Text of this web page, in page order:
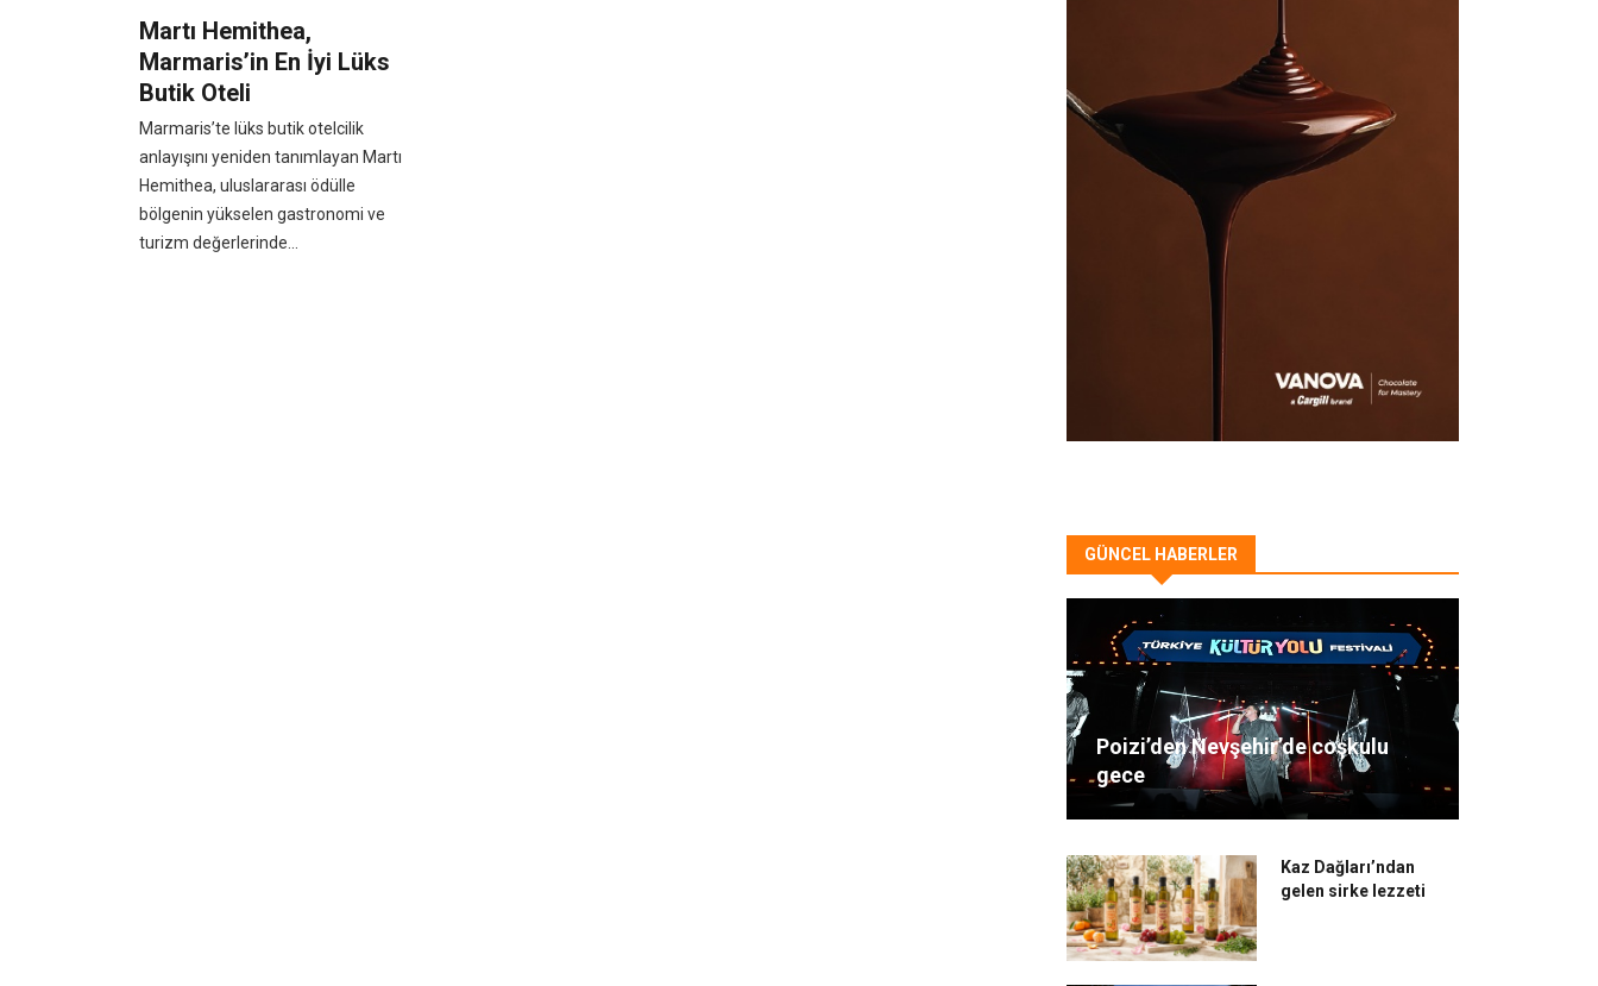
Martı Hemithea,
Marmaris’in En İyi Lüks
Butik Oteli
Marmaris’te lüks butik otelcilik
anlayışını yeniden tanımlayan Martı
Hemithea, uluslararası ödülle
bölgenin yükselen gastronomi ve
turizm değerlerinde...
GÜNCEL HABERLER
Poizi’den Nevşehir’de coşkulu
gece
Kaz Dağları’ndan
gelen sirke lezzeti